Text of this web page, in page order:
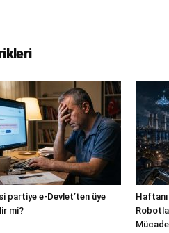
partiye e-Devlet’ten üye
mi?